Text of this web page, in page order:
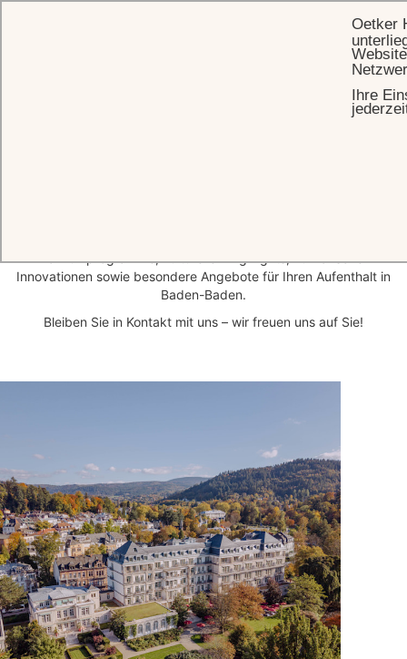
Wohlfühlprogramme, kulturellen Highlights, kulinarischen
Innovationen sowie besondere Angebote für Ihren Aufenthalt in
Baden-Baden.
Bleiben Sie in Kontakt mit uns – wir freuen uns auf Sie!
Oetker
Ihre